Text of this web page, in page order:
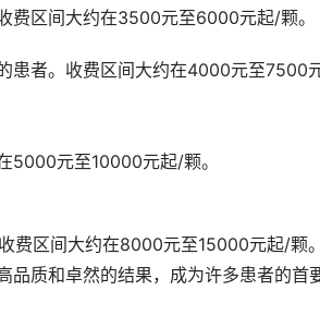
费区间大约在3500元至6000元起/颗。
患者。收费区间大约在4000元至7500
5000元至10000元起/颗。
费区间大约在8000元至15000元起/颗。
品质和卓然的结果，成为许多患者的首